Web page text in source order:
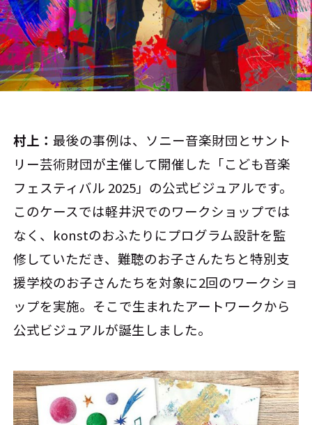
村上：最後の事例は、ソニー音楽財団とサント
リー芸術財団が主催して開催した「こども音楽
フェスティバル 2025」の公式ビジュアルです。
このケースでは軽井沢でのワークショップでは
なく、konstのおふたりにプログラム設計を監
修していただき、難聴のお子さんたちと特別支
援学校のお子さんたちを対象に2回のワークショ
ップを実施。そこで生まれたアートワークから
公式ビジュアルが誕生しました。